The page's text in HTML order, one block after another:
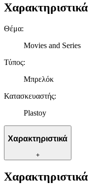
Χαρακτηριστικά
Θέμα:
Movies and Series
Τύπος:
Μπρελόκ
Κατασκευαστής:
Plastoy
Χαρακτηριστικά
+
Χαρακτηριστικά